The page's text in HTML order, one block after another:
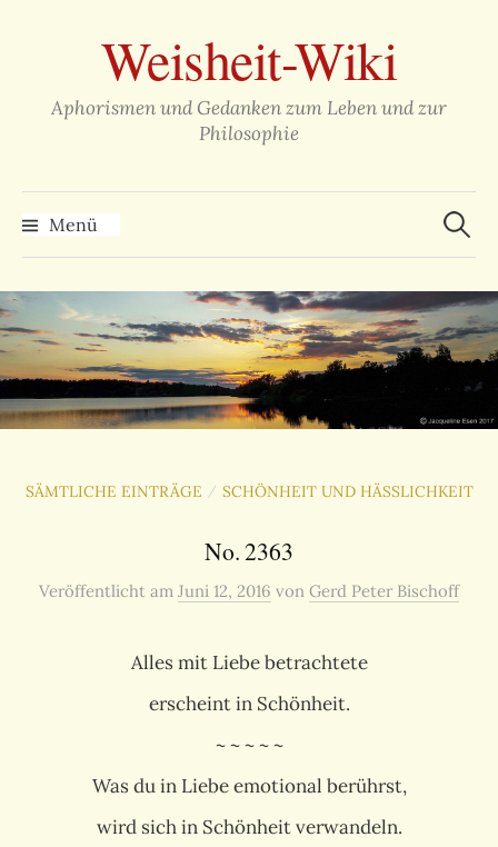
überspringenWeisheit-Wiki
Aphorismen und Gedanken zum Leben und zur
Philosophie
Menü
Suchen
nach:
SÄMTLICHE EINTRÄGE / SCHÖNHEIT UND HÄSSLICHKEIT
No. 2363
Veröffentlicht am Juni 12, 2016 von Gerd Peter Bischoff
Alles mit Liebe betrachtete
erscheint in Schönheit.
~ ~ ~ ~ ~
Was du in Liebe emotional berührst,
wird sich in Schönheit verwandeln.